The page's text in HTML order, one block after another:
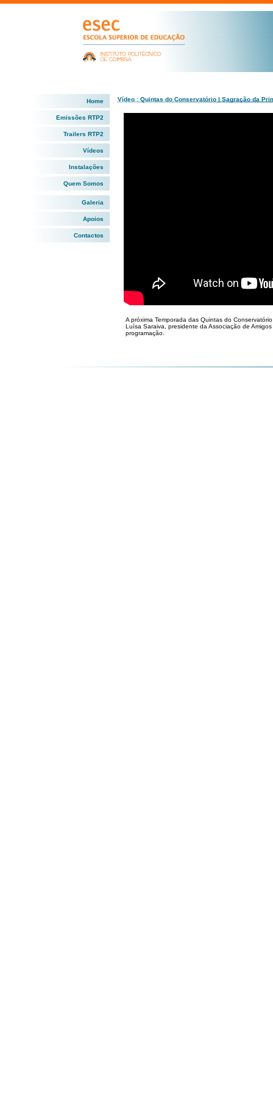
Home
Emissões RTP2
Trailers RTP2
Vídeos
Instalações
Quem Somos
Galeria
Apoios
Contactos
Vídeo : Quintas do Conservatório | Sagração da
A próxima Temporada das Quintas do
Luísa Saraiva, presidente da Associação de
programação.